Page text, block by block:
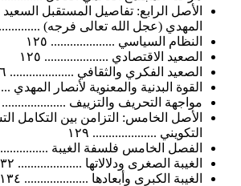
الأصل الرابع: تفاصيل المستقبل السعيد في
المهدي (عجل الله تعالى فرجه) .................... ١٢٤
النظام السياسي .................... ١٢٥
الصعيد الاقتصادي .................... ١٢٥
الصعيد الفكري والثقافي .................... ١٢٦
القوة البدنية والمعنوية لأنصار المهدي
مواجهة التحريف والتزييف .................... ١٢٨
الأصل الخامس: التزامن بين التكامل
التكويني .................... ١٢٩
الفصل الخامس فلسفة الغيبة .................... ١٣١
الغيبة الصغرى ودلالاتها .................... ١٣٢
الغيبة الكبرى وأبعادها .................... ١٣٤